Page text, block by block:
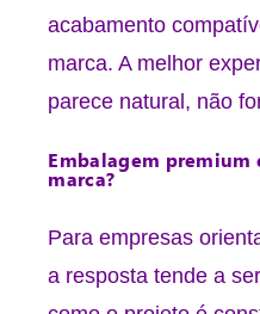
acabamento
marca. A melhor
parece natural, não
Embalagem premium
marca?
Para empresas
a resposta tende a